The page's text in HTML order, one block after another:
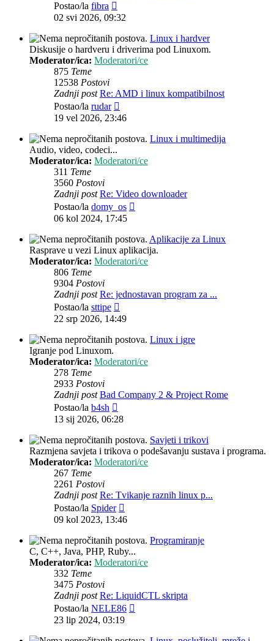
Postao/la fibra
post
02 svi 2026, 09:32
Linux i hardver
Diskusije o hardveru i driverima pod Linuxom.
Moderator/ica: Moderatori/ce
875 Teme
12538 Postovi
Zadnji post Re: AMD i linux kompatibilnost
Postao/la rudar
post
19 vel 2026, 23:46
Linux i multimedija
Audio, video, codeci...
Moderator/ica: Moderatori/ce
311 Teme
3560 Postovi
Zadnji post Re: Video downloader
Postao/la domy_os
06 kol 2024, 17:45
Aplikacije za Linux
Rasprave u vezi Linux aplikacija.
Moderator/ica: Moderatori/ce
806 Teme
9304 Postovi
Zadnji post Re: jednostavan program za ...
Postao/la sttipe
post
22 srp 2026, 14:49
Linux i igre
Igranje pod Linuxom.
Moderator/ica: Moderatori/ce
278 Teme
2933 Postovi
Zadnji post Bad Company 2 & Project Rome
Postao/la b4sh
post
13 sij 2026, 06:28
Savjeti i trikovi
Razmjena savjeta i trikova o podešavanju sustava i programa.
Moderator/ica: Moderatori/ce
267 Teme
2261 Postovi
Zadnji post Re: Tvikanje raznih linux p...
Postao/la Spider
post
09 kol 2023, 13:46
Programiranje
C, C++, Java, PHP, Ruby...
Moderator/ica: Moderatori/ce
332 Teme
3475 Postovi
Zadnji post Re: LiquidCTL skripta
Postao/la NELE86
23 lip 2024, 03:19